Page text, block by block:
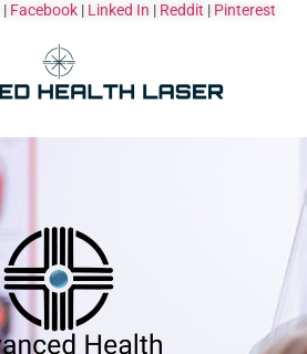
| Facebook | Linked In | Reddit | Pinterest